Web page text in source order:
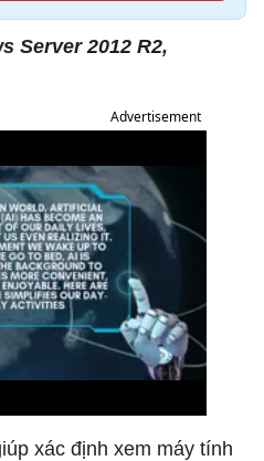
Server 2012 R2,
Advertisement
xác định xem máy tính